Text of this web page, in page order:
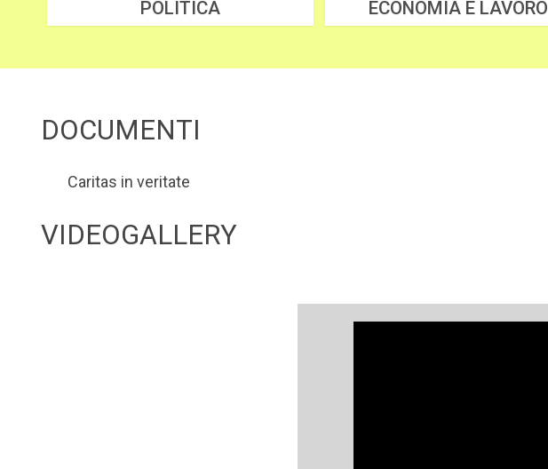
POLITICA ECONOMIA E LAVORO
DOCUMENTI
Caritas in veritate
VIDEOGALLERY